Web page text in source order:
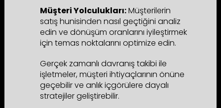
Müşteri Yolculukları:Müşterilerin
satış hunisinden nasıl geçtiğini analiz
edin ve dönüşüm oranlarını iyileştirmek
için temas noktalarını optimize edin.
Gerçek zamanlı davranış takibi ile
işletmeler, müşteri ihtiyaçlarının önüne
geçebilir ve anlık içgörülere dayalı
stratejiler geliştirebilir.